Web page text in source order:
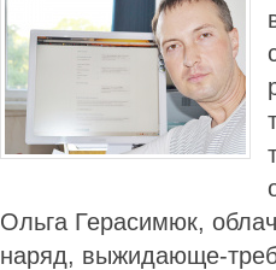
Ольга Герасимюк,
наряд, выжидающе-